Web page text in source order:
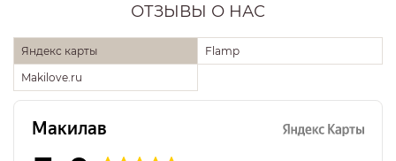
ОТЗЫВЫ О НАС
Яндекс карты
Flamp
Makilove.ru